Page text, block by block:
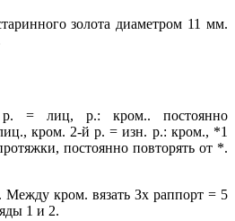
золота диаметром 11 мм.
= лиц, р.: кром.. постоянно
кром. 2-й р. = изн. р.: кром., *1
постоянно повторять от *.
Между кром. вязать Зх раппорт = 5
1 и 2.